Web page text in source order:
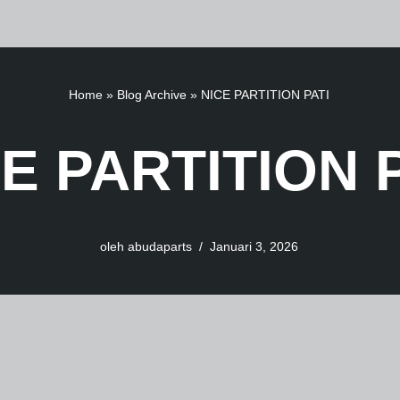
Home » Blog Archive » NICE PARTITION PATI
PARTITION
oleh abudaparts Januari 3, 2026